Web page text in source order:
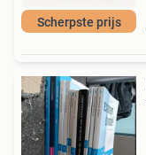
Scherpste prijs